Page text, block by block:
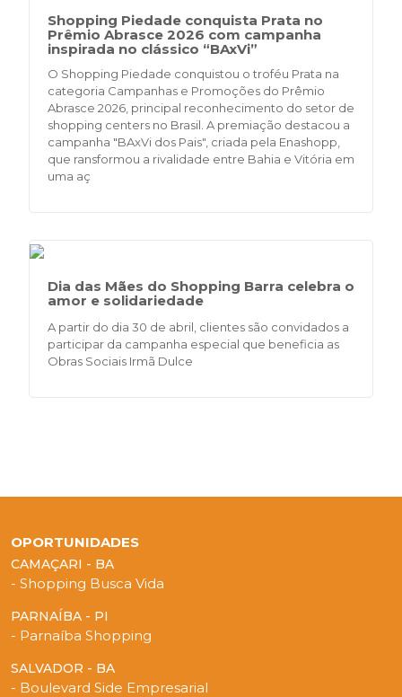
Shopping Piedade conquista Prata no
Prêmio Abrasce 2026 com campanha
inspirada no clássico “BAxVi”
O Shopping Piedade conquistou o troféu Prata na
categoria Campanhas e Promoções do Prêmio
Abrasce 2026, principal reconhecimento do setor de
shopping centers no Brasil. A premiação destacou a
campanha "BAxVi dos Pais", criada pela Enashopp,
que ransformou a rivalidade entre Bahia e Vitória em
uma aç
Dia das Mães do Shopping Barra celebra o
amor e solidariedade
A partir do dia 30 de abril, clientes são convidados a
participar da campanha especial que beneficia as
Obras Sociais Irmã Dulce
OPORTUNIDADES
CAMAÇARI - BA
- Shopping Busca Vida
PARNAÍBA - PI
- Parnaíba Shopping
SALVADOR - BA
- Boulevard Side Empresarial